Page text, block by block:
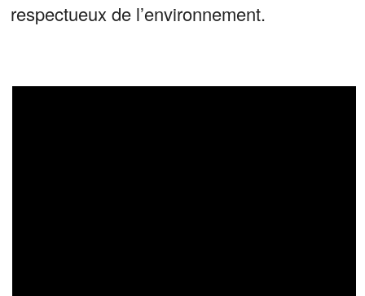
respectueux de l’environnement.